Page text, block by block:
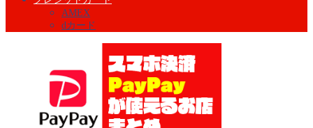
AMEX
dカード